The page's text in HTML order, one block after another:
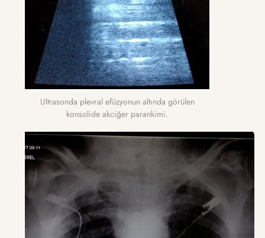
Ultrasonda plevral efüzyonun altında görülen
konsolide akciğer parankimi.